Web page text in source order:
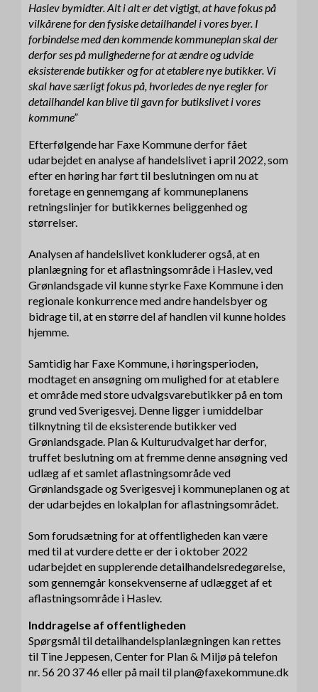
Haslev bymidter. Alt i alt er det vigtigt, at have fokus på
vilkårene for den fysiske detailhandel i vores byer. I
forbindelse med den kommende kommuneplan skal der
derfor ses på mulighederne for at ændre og udvide
eksisterende butikker og for at etablere nye butikker. Vi
skal have særligt fokus på, hvorledes de nye regler for
detailhandel kan blive til gavn for butikslivet i vores
kommune”
Efterfølgende har Faxe Kommune derfor fået
udarbejdet en analyse af handelslivet i april 2022, som
efter en høring har ført til beslutningen om nu at
foretage en gennemgang af kommuneplanens
retningslinjer for butikkernes beliggenhed og
størrelser.
Analysen af handelslivet konkluderer også, at en
planlægning for et aflastningsområde i Haslev, ved
Grønlandsgade vil kunne styrke Faxe Kommune i den
regionale konkurrence med andre handelsbyer og
bidrage til, at en større del af handlen vil kunne holdes
hjemme.
Samtidig har Faxe Kommune, i høringsperioden,
modtaget en ansøgning om mulighed for at etablere
et område med store udvalgsvarebutikker på en tom
grund ved Sverigesvej. Denne ligger i umiddelbar
tilknytning til de eksisterende butikker ved
Grønlandsgade. Plan & Kulturudvalget har derfor,
truffet beslutning om at fremme denne ansøgning ved
udlæg af et samlet aflastningsområde ved
Grønlandsgade og Sverigesvej i kommuneplanen og at
der udarbejdes en lokalplan for aflastningsområdet.
Som forudsætning for at offentligheden kan være
med til at vurdere dette er der i oktober 2022
udarbejdet en supplerende detailhandelsredegørelse,
som gennemgår konsekvenserne af udlægget af et
aflastningsområde i Haslev.
Inddragelse af offentligheden
Spørgsmål til detailhandelsplanlægningen kan rettes
til Tine Jeppesen, Center for Plan & Miljø på telefon
nr. 56 20 37 46 eller på mail til plan@faxekommune.dk